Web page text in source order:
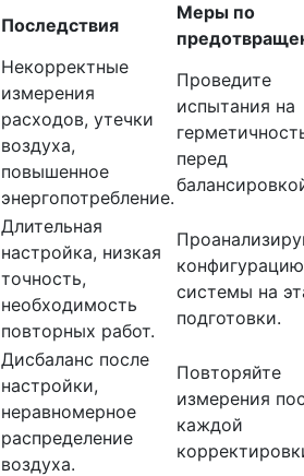
Последствия
Меры по
Некорректные
измерения
расходов, утечки
воздуха,
повышенное
энергопотребление.
Проведите
испытания на
перед
Длительная
настройка, низкая
точность,
необходимость
повторных работ.
конфигурацию
системы на
подготовки.
Дисбаланс после
настройки,
неравномерное
распределение
воздуха.
Повторяйте
измерения
каждой